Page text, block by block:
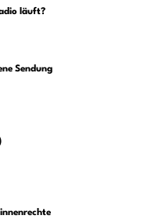
läuft?
Sendung